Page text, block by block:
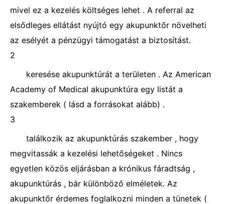
mivel ez a kezelés költséges lehet . A referral az
elsődleges ellátást nyújtó egy akupunktőr növelheti
az esélyét a pénzügyi támogatást a biztosítást.
2
keresése akupunktúrát a területen . Az American
Academy of Medical akupunktúra egy listát a
szakemberek ( lásd a forrásokat alább) .
3
találkozik az akupunktúrás szakember , hogy
megvitassák a kezelési lehetőségeket . Nincs
egyetlen közös eljárásban a krónikus fáradtság ,
akupunktúrás , bár különböző elméletek. Az
akupunktőr érdemes foglalkozni minden a tünetek (